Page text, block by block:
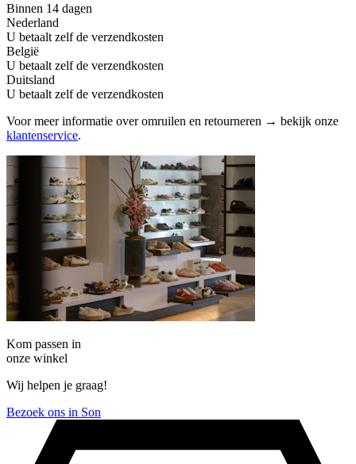
Binnen 14 dagen
Nederland
U betaalt zelf de verzendkosten
België
U betaalt zelf de verzendkosten
Duitsland
U betaalt zelf de verzendkosten
Voor meer informatie over omruilen en retourneren → bekijk onze
klantenservice.
Kom passen in
onze winkel
Wij helpen je graag!
Bezoek ons in Son